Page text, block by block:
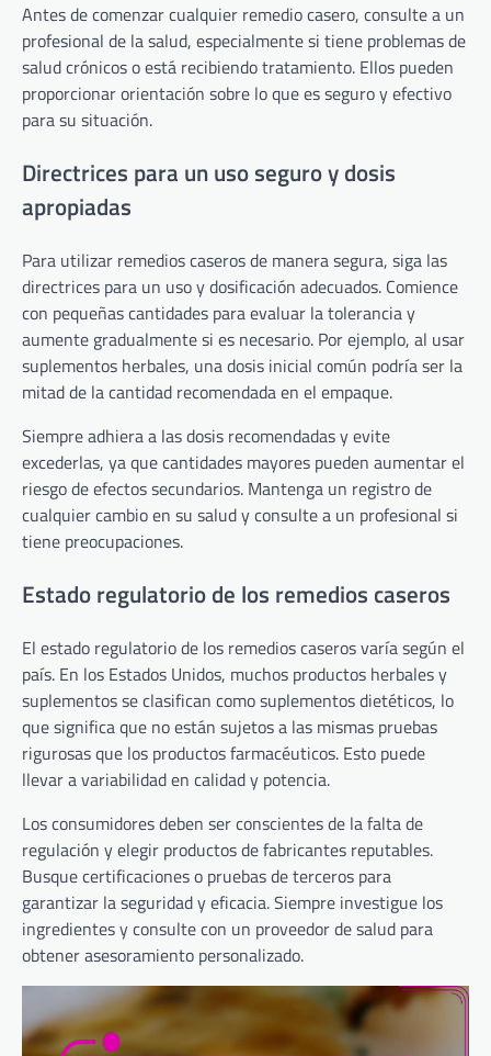
Antes de comenzar cualquier remedio casero, consulte a un
profesional de la salud, especialmente si tiene problemas de
salud crónicos o está recibiendo tratamiento. Ellos pueden
proporcionar orientación sobre lo que es seguro y efectivo
para su situación.
Directrices para un uso seguro y dosis
apropiadas
Para utilizar remedios caseros de manera segura, siga las
directrices para un uso y dosificación adecuados. Comience
con pequeñas cantidades para evaluar la tolerancia y
aumente gradualmente si es necesario. Por ejemplo, al usar
suplementos herbales, una dosis inicial común podría ser la
mitad de la cantidad recomendada en el empaque.
Siempre adhiera a las dosis recomendadas y evite
excederlas, ya que cantidades mayores pueden aumentar el
riesgo de efectos secundarios. Mantenga un registro de
cualquier cambio en su salud y consulte a un profesional si
tiene preocupaciones.
Estado regulatorio de los remedios caseros
El estado regulatorio de los remedios caseros varía según el
país. En los Estados Unidos, muchos productos herbales y
suplementos se clasifican como suplementos dietéticos, lo
que significa que no están sujetos a las mismas pruebas
rigurosas que los productos farmacéuticos. Esto puede
llevar a variabilidad en calidad y potencia.
Los consumidores deben ser conscientes de la falta de
regulación y elegir productos de fabricantes reputables.
Busque certificaciones o pruebas de terceros para
garantizar la seguridad y eficacia. Siempre investigue los
ingredientes y consulte con un proveedor de salud para
obtener asesoramiento personalizado.